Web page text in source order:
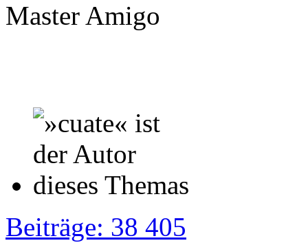
Master Amigo
Beiträge: 38 405